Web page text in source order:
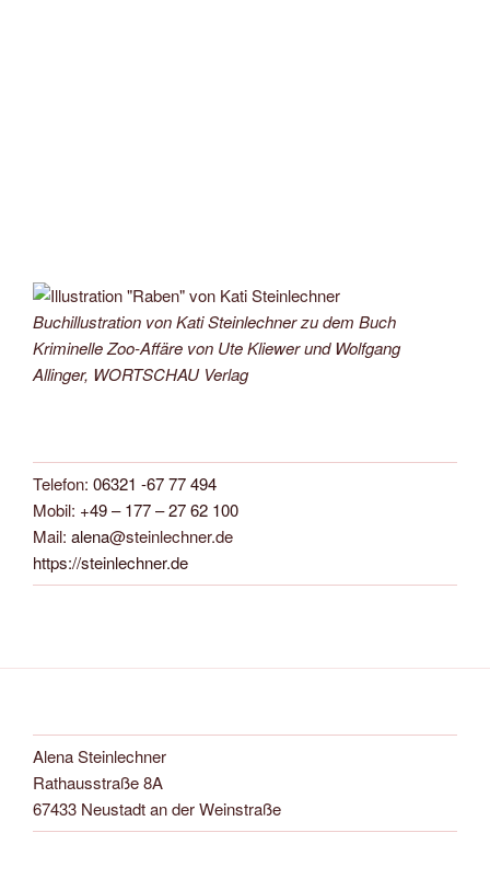
Buchillustration von Kati Steinlechner zu dem Buch
Kriminelle Zoo-Affäre von Ute Kliewer und Wolfgang
Allinger, WORTSCHAU Verlag
Telefon: 06321 -67 77 494
Mobil: +49 – 177 – 27 62 100
Mail: alena@steinlechner.de
https://steinlechner.de
Alena Steinlechner
Rathausstraße 8A
67433 Neustadt an der Weinstraße